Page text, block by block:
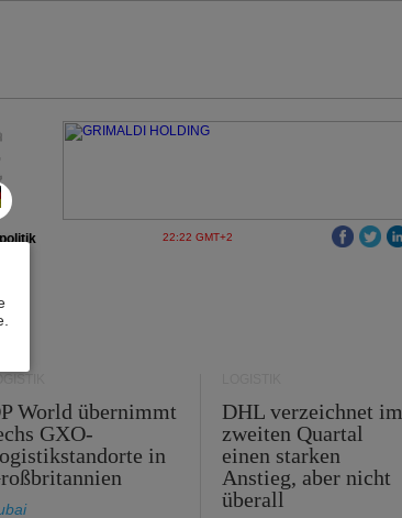
22:22 GMT+2
World übernimmt
GXO-
in
DHL verzeichnet im
zweiten Quartal
einen starken
Anstieg, aber nicht
überall